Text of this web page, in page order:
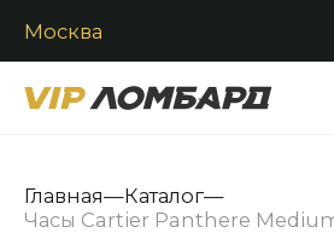
Москва
Продать
Часы Ювелирные изделия
Главная—Каталог—
Часы Cartier Panthere